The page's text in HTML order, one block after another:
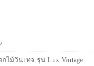
ไม้วินเทจ รุ่น Lux Vintage